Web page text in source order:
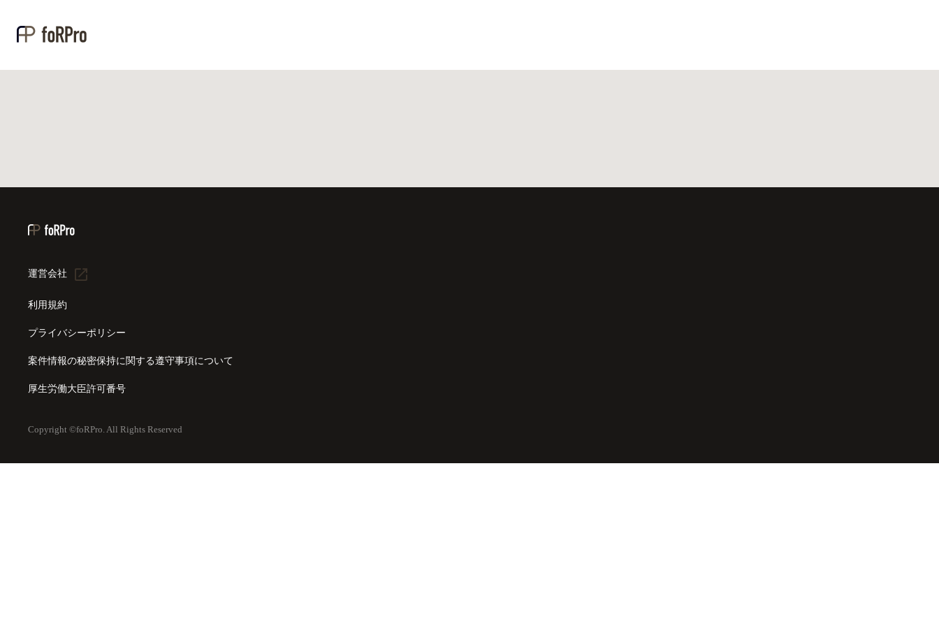
運営会社
利用規約
プライバシーポリシー
案件情報の秘密保持に関する遵守事項について
厚生労働大臣許可番号
Copyright ©foRPro. All Rights Reserved